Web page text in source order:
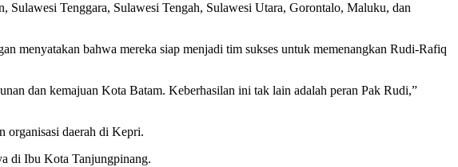
Tenggara, Sulawesi Tengah, Sulawesi Utara, Gorontalo, Maluku, dan
menyatakan bahwa mereka siap menjadi tim sukses untuk memenangkan Rudi-Rafiq
dan kemajuan Kota Batam. Keberhasilan ini tak lain adalah peran Pak Rudi,”
organisasi daerah di Kepri.
di Ibu Kota Tanjungpinang.